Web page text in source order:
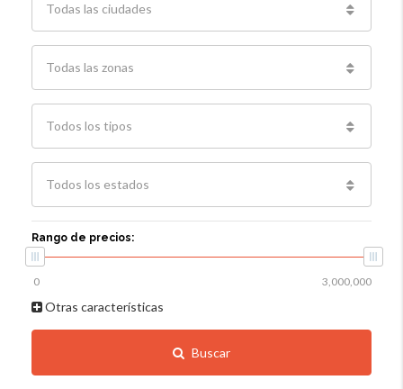
Todas las ciudades
Todas las zonas
Todos los tipos
Todos los estados
Rango de precios:
Otras características
Buscar